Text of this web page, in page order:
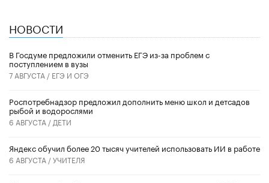
НОВОСТИ
В Госдуме предложили отменить ЕГЭ из-за проблем с
поступлением в вузы
7 АВГУСТА / ЕГЭ И ОГЭ
Роспотребнадзор предложил дополнить меню школ и детсадов
рыбой и водорослями
6 АВГУСТА / ДЕТИ
​Яндекс обучил более 20 тысяч учителей использовать ИИ в работе
6 АВГУСТА /УЧИТЕЛЯ